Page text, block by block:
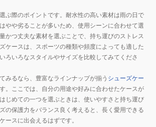
ぶ際のポイントです。耐水性の高い素材は雨の日で
やや劣ることが多いため、使用シーンに合わせて選
かつ丈夫な素材を選ぶことで、持ち運びのストレス
ケースは、スポーツの種類や頻度によっても適した
ろいろなスタイルやサイズを比較してみてくださ
みるなら、豊富なラインナップが揃う シューズケー
。ここでは、自分の用途や好みに合わせたケースが
じめての一つを選ぶときは、使いやすさと持ち運び
の保護力をバランス良く考えると、長く愛用できる
ースに出会えるはずです。